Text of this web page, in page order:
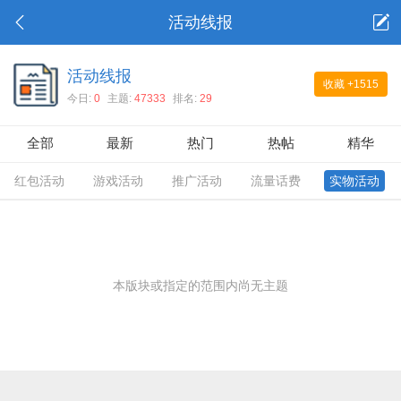
活动线报
收藏 +1515
活动线报
今日: 0 主题: 47333 排名: 29
全部 最新 热门 热帖 精华
红包活动 游戏活动 推广活动 流量话费 实物活动
本版块或指定的范围内尚无主题